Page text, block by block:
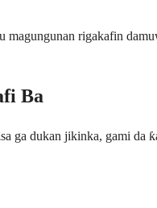
magungunan rigakafin
Ba
ga dukan jikinka, gami